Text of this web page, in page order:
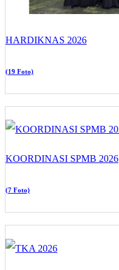
HARDIKNAS 2026
(19 Foto)
KOORDINASI SPMB 2026
(7 Foto)